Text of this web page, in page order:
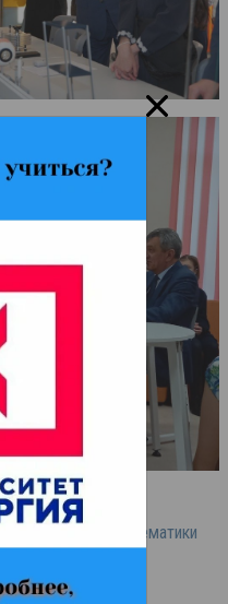
#учитель математики